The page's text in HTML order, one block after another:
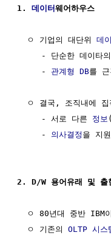
1. 데이터웨어하우스
  ㅇ 기업의 대단위
데
- 단순한 데이타
     -
관계형 DB를 근
ㅇ 결국, 조직내에 집
     - 서로 다른
정보
     -
의사결정 을 지
2. D/W 용어유래 및 출
ㅇ 80년대 중반 IBM
  ㅇ 기존의
OLTP 시스